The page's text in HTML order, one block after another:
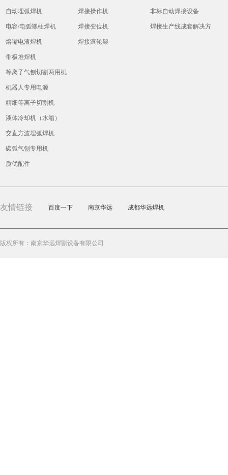
自动埋弧焊机
电容/电弧螺柱焊机
熔嘴电渣焊机
带极堆焊机
等离子气刨切割两用机
机器人专用电源
精细等离子切割机
液体冷却机（水箱）
交直方波埋弧焊机
碳弧气刨专用机
质优配件
焊接操作机
焊接变位机
焊接滚轮架
非标自动焊接设备
焊接生产线成套解决方
友情链接 百度一下 南京华远 成都华远焊机
版权所有：南京华远焊割设备有限公司